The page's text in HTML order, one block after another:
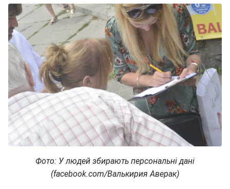
Фото: У людей збирають персональні дані
(facebook.com/Валькирия Аверак)